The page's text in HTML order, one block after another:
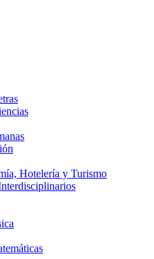
Hotelería y Turismo